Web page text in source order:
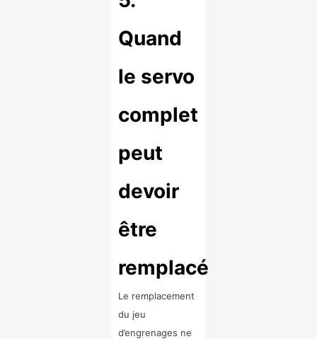
Quand
le servo
complet
peut
devoir
être
remplacé
Le remplacement
du jeu
d’engrenages ne